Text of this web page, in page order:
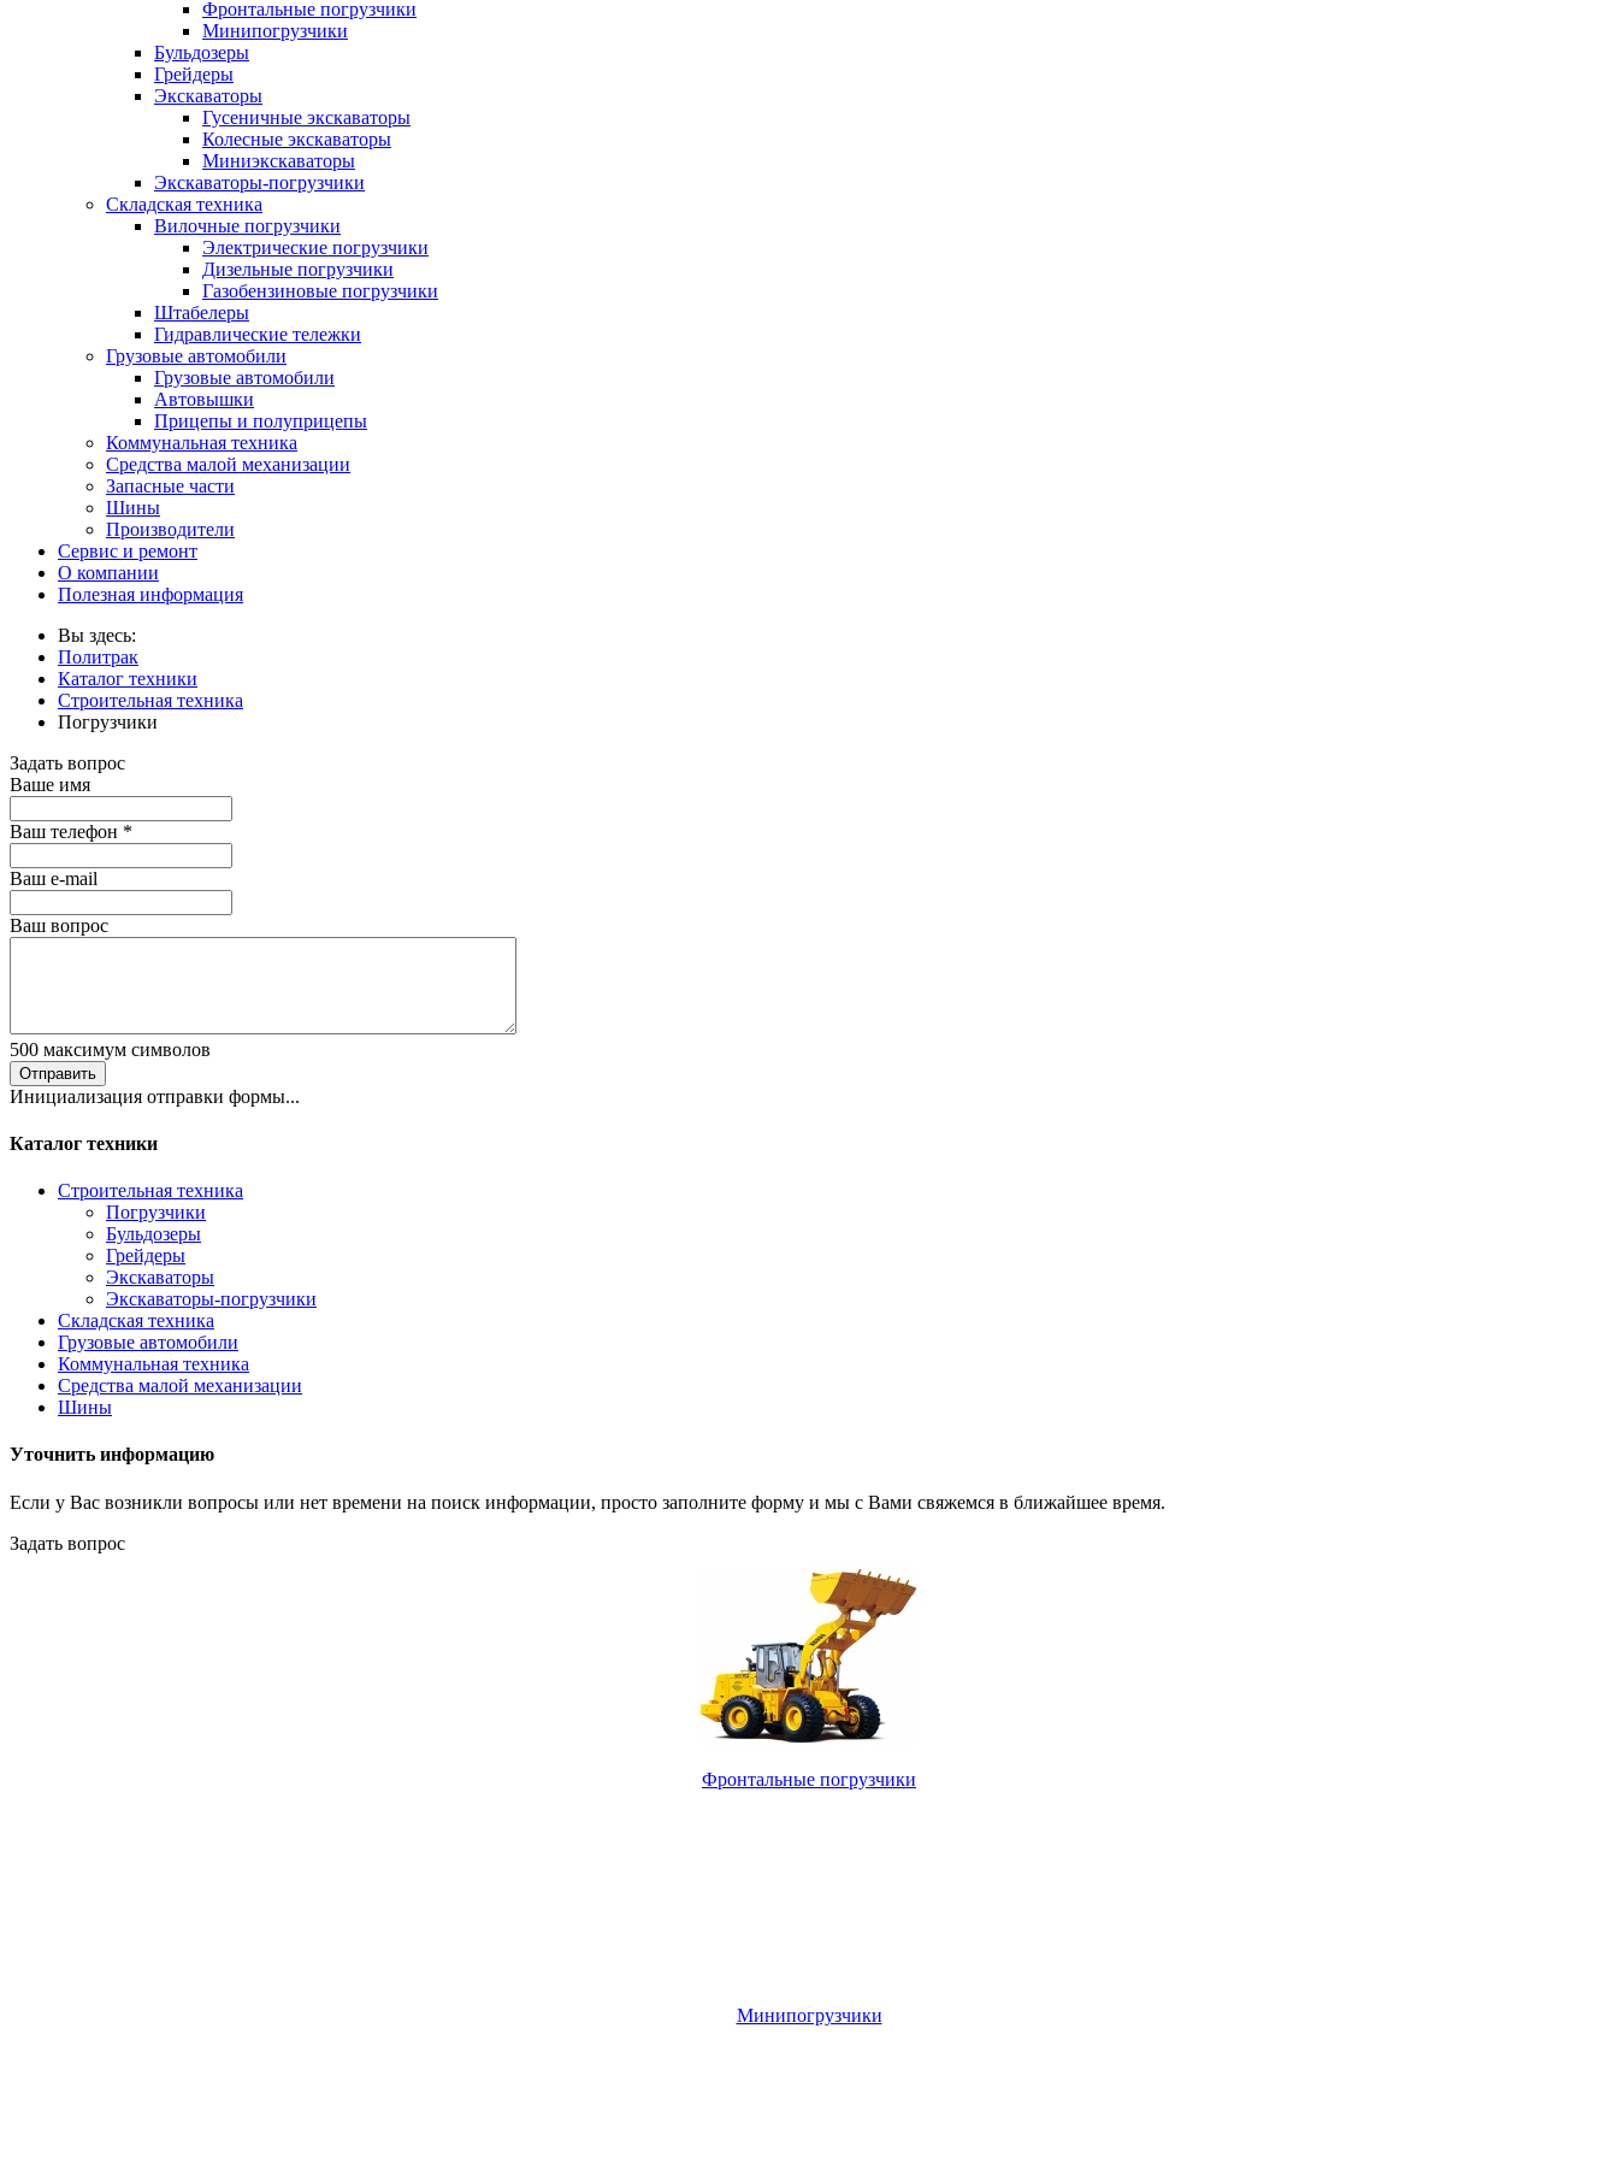
Фронтальные погрузчики
Минипогрузчики
Бульдозеры
Грейдеры
Экскаваторы
Гусеничные экскаваторы
Колесные экскаваторы
Миниэкскаваторы
Экскаваторы-погрузчики
Складская техника
Вилочные погрузчики
Электрические погрузчики
Дизельные погрузчики
Газобензиновые погрузчики
Штабелеры
Гидравлические тележки
Грузовые автомобили
Грузовые автомобили
Автовышки
Прицепы и полуприцепы
Коммунальная техника
Средства малой механизации
Запасные части
Шины
Производители
Сервис и ремонт
О компании
Полезная информация
Вы здесь:
Политрак
Каталог техники
Строительная техника
Погрузчики
Задать вопрос
Ваше имя
Ваш телефон *
Ваш е-mail
Ваш вопрос
500 максимум символов
Отправить
Инициализация отправки формы...
Каталог техники
Строительная техника
Погрузчики
Бульдозеры
Грейдеры
Экскаваторы
Экскаваторы-погрузчики
Складская техника
Грузовые автомобили
Коммунальная техника
Средства малой механизации
Шины
Уточнить информацию
Если у Вас возникли вопросы или нет времени на поиск информации, просто заполните форму и мы с Вами свяжемся в ближайшее время.
Задать вопрос
Фронтальные погрузчики
Минипогрузчики